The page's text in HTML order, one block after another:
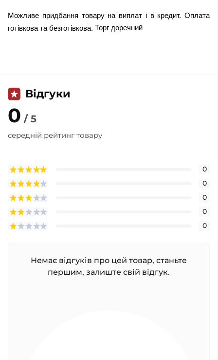
Можливе придбання товару на виплат і в кредит. Оплата
готівкова та безготівкова. Торг доречний
Відгуки
0 / 5
середній рейтинг товару
0
0
0
0
0
Немає відгуків про цей товар, станьте
першим, залиште свій відгук.